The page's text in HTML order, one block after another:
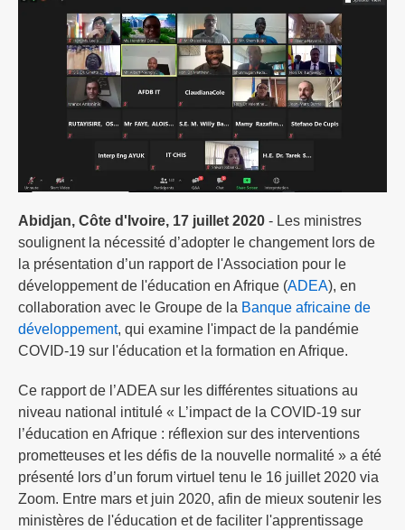
Abidjan, Côte d'Ivoire, 17 juillet 2020 - Les ministres
soulignent la nécessité d’adopter le changement lors de
la présentation d’un rapport de l'Association pour le
développement de l'éducation en Afrique (ADEA), en
collaboration avec le Groupe de la Banque africaine de
développement, qui examine l'impact de la pandémie
COVID-19 sur l'éducation et la formation en Afrique.
Ce rapport de l’ADEA sur les différentes situations au
niveau national intitulé « L’impact de la COVID-19 sur
l’éducation en Afrique : réflexion sur des interventions
prometteuses et les défis de la nouvelle normalité » a été
présenté lors d’un forum virtuel tenu le 16 juillet 2020 via
Zoom. Entre mars et juin 2020, afin de mieux soutenir les
ministères de l'éducation et de faciliter l'apprentissage